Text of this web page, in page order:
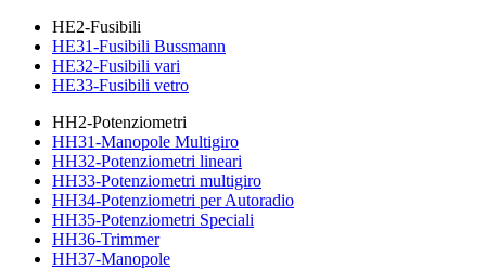
HE2-Fusibili
HE31-Fusibili Bussmann
HE32-Fusibili vari
HE33-Fusibili vetro
HH2-Potenziometri
HH31-Manopole Multigiro
HH32-Potenziometri lineari
HH33-Potenziometri multigiro
HH34-Potenziometri per Autoradio
HH35-Potenziometri Speciali
HH36-Trimmer
HH37-Manopole